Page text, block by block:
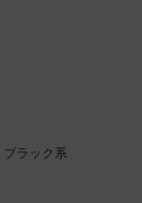
ブラック系